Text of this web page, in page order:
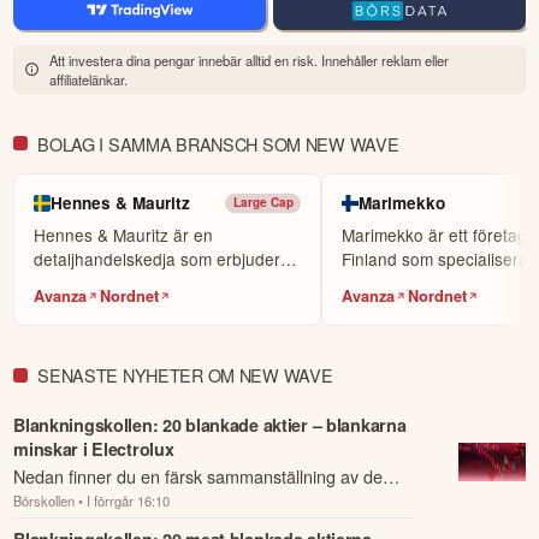
Att investera dina pengar innebär alltid en risk. Innehåller reklam eller
affiliatelänkar.
BOLAG I SAMMA BRANSCH SOM NEW WAVE
Hennes & Mauritz Large Cap
Hennes & Mauritz är en
detaljhandelskedja som erbjuder
Avanza Nordnet
Marimekko
Marimekko är ett företag
Finland som
Avanza Nordnet
SENASTE NYHETER OM NEW WAVE
Blankningskollen: 20 blankade aktier – blankarna
minskar i Electrolux
Nedan finner du en färsk sammanställning av de
mest blankade aktierna just nu.
Börskollen • I förrgår 16:10